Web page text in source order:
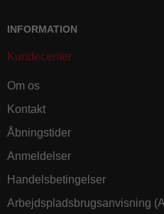
INFORMATION
Kundecenter
Om os
Kontakt
Åbningstider
Anmeldelser
Handelsbetingelser
Arbejdspladsbrugsanvisning